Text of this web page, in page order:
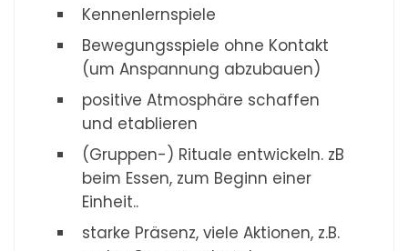
Kennenlernspiele
Bewegungsspiele ohne Kontakt
(um Anspannung abzubauen)
positive Atmosphäre schaffen
und etablieren
(Gruppen-) Rituale entwickeln. zB
beim Essen, zum Beginn einer
Einheit..
starke Präsenz, viele Aktionen, z.B.